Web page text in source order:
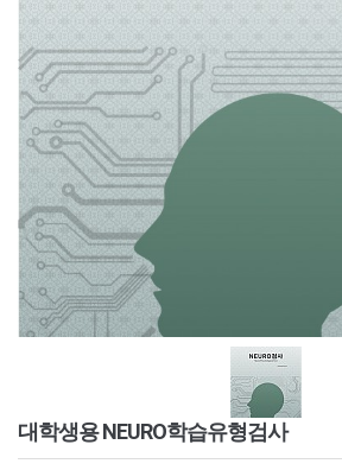
대학생용 NEURO학습유형검사